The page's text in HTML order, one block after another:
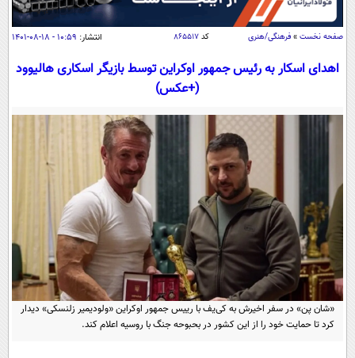
سیاسی
اقتصاد
خودرو
جامعه
اجتماعی
حوادث
سفر و تفریح
ورزشی
بین الملل
سیاست خارجی
فرهنگ و هنر
علمی
اخبار کریپتو
گوناگون
سرگرمی
باشگاه مغز
مجله تصویری سلاح
فیلم
اقتصاد
ورزش
سیاست
عصر ایران 2
خواندنی ها و دیدنی ها
داستان کوتاه
آموزش زبان
صفحه نخست » فرهنگی/هنری کد ۸۶۵۵۱۷ انتشار: ۱۰:۵۹ - ۱۸-۰۸-۱۴۰۱
اهدای اسکار به رئیس جمهور اوکراین توسط بازیگر اسکاری هالیوود
(+عکس)
«شان پن» در سفر اخیرش به کی‌یف با رییس جمهور اوکراین «ولودیمیر زلنسکی» دیدار
کرد تا حمایت خود را از این کشور در بحبوحه جنگ با روسیه اعلام کند.